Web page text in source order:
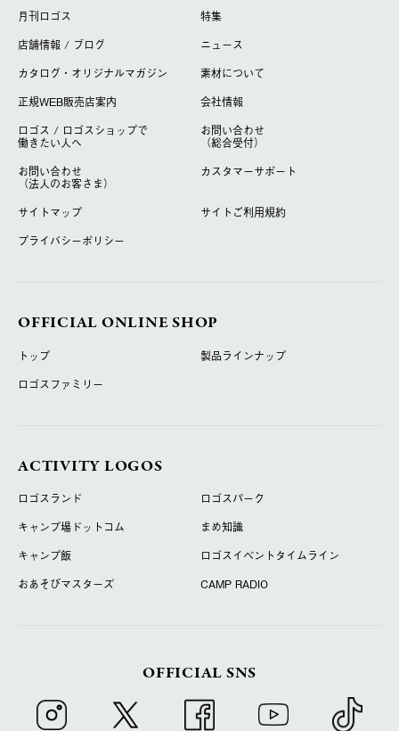
月刊ロゴス
特集
店舗情報 / ブログ
ニュース
カタログ・オリジナルマガジン
素材について
正規WEB販売店案内
会社情報
ロゴス / ロゴスショップで
働きたい人へ
お問い合わせ
（総合受付）
お問い合わせ
（法人のお客さま）
カスタマーサポート
サイトマップ
サイトご利用規約
プライバシーポリシー
OFFICIAL ONLINE SHOP
トップ
製品ラインナップ
ロゴスファミリー
ACTIVITY LOGOS
ロゴスランド
ロゴスパーク
キャンプ場ドットコム
まめ知識
キャンプ飯
ロゴスイベントタイムライン
おあそびマスターズ
CAMP RADIO
OFFICIAL SNS